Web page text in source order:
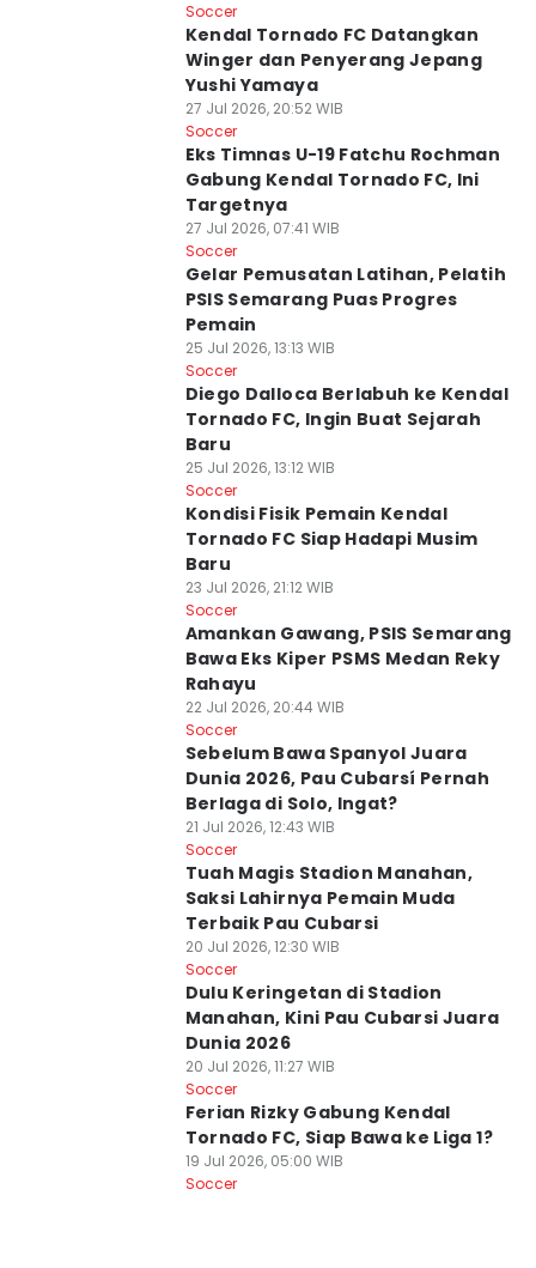
Soccer
Kendal Tornado FC Datangkan
Winger dan Penyerang Jepang
Yushi Yamaya
27 Jul 2026, 20:52 WIB
Soccer
Eks Timnas U-19 Fatchu Rochman
Gabung Kendal Tornado FC, Ini
Targetnya
27 Jul 2026, 07:41 WIB
Soccer
Gelar Pemusatan Latihan, Pelatih
PSIS Semarang Puas Progres
Pemain
25 Jul 2026, 13:13 WIB
Soccer
Diego Dalloca Berlabuh ke Kendal
Tornado FC, Ingin Buat Sejarah
Baru
25 Jul 2026, 13:12 WIB
Soccer
Kondisi Fisik Pemain Kendal
Tornado FC Siap Hadapi Musim
Baru
23 Jul 2026, 21:12 WIB
Soccer
Amankan Gawang, PSIS Semarang
Bawa Eks Kiper PSMS Medan Reky
Rahayu
22 Jul 2026, 20:44 WIB
Soccer
Sebelum Bawa Spanyol Juara
Dunia 2026, Pau Cubarsí Pernah
Berlaga di Solo, Ingat?
21 Jul 2026, 12:43 WIB
Soccer
Tuah Magis Stadion Manahan,
Saksi Lahirnya Pemain Muda
Terbaik Pau Cubarsi
20 Jul 2026, 12:30 WIB
Soccer
Dulu Keringetan di Stadion
Manahan, Kini Pau Cubarsi Juara
Dunia 2026
20 Jul 2026, 11:27 WIB
Soccer
Ferian Rizky Gabung Kendal
Tornado FC, Siap Bawa ke Liga 1?
19 Jul 2026, 05:00 WIB
Soccer